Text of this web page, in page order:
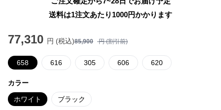
送料は1注文あたり 1000円かかります
77,310 円 (税込)85,900 円 (割引前)
658 616 305 606 620
カラー
ホワイト ブラック